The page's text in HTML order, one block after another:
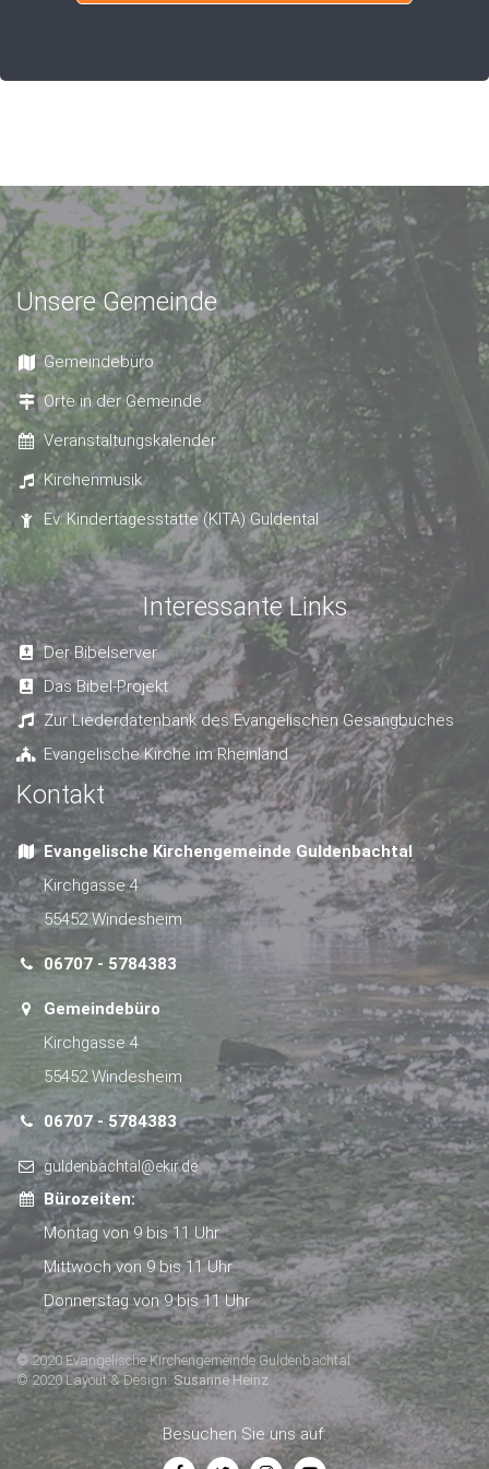
Unsere Gemeinde
Gemeindebüro
Orte in der Gemeinde
Veranstaltungskalender
Kirchenmusik
Ev. Kindertagesstätte (KITA) Guldental
Interessante Links
Der Bibelserver
Das Bibel-Projekt
Zur Liederdatenbank des Evangelischen Gesangbuches
Evangelische Kirche im Rheinland
Kontakt
Evangelische Kirchengemeinde Guldenbachtal
Kirchgasse 4
55452 Windesheim
06707 - 5784383
Gemeindebüro
Kirchgasse 4
55452 Windesheim
06707 - 5784383
guldenbachtal@ekir.de
Bürozeiten:
Montag von 9 bis 11 Uhr
Mittwoch von 9 bis 11 Uhr
Donnerstag von 9 bis 11 Uhr
© 2020 Evangelische Kirchengemeinde Guldenbachtal
© 2020 Layout & Design: Susanne Heinz
Besuchen Sie uns auf: